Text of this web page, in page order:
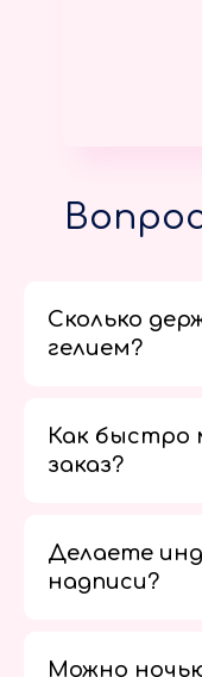
Сколько
гелием?
Как быстро
заказ?
Делаете
надписи?
Можно